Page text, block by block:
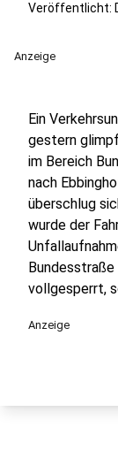
Veröffentlicht:
Anzeige
Ein
gestern
im Bereich
nach
überschlug
wurde der
vollgesperrt,
Anzeige